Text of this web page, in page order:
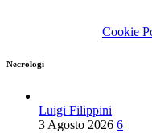
Cookie
Necrologi
Luigi Filippini
3 Agosto 2026 6